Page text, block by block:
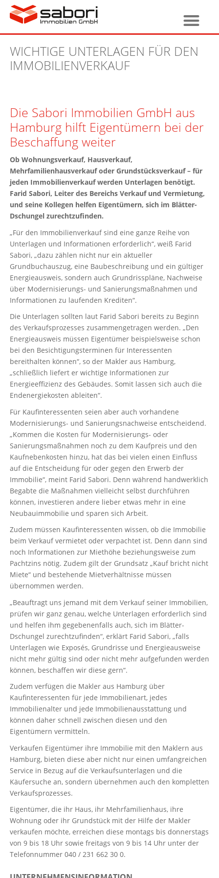
WICHTIGE UNTERLAGEN FÜR DEN
IMMOBILIENVERKAUF
Die Sabori Immobilien GmbH aus
Hamburg hilft Eigentümern bei der
Beschaffung weiter
Ob Wohnungsverkauf, Hausverkauf,
Mehrfamilienhausverkauf oder Grundstücksverkauf – für
jeden Immobilienverkauf werden Unterlagen benötigt.
Farid Sabori, Leiter des Bereichs Verkauf und Vermietung,
und seine Kollegen helfen Eigentümern, sich im Blätter-
Dschungel zurechtzufinden.
„Für den Immobilienverkauf sind eine ganze Reihe von
Unterlagen und Informationen erforderlich“, weiß Farid
Sabori, „dazu zählen nicht nur ein aktueller
Grundbuchauszug, eine Baubeschreibung und ein gültiger
Energieausweis, sondern auch Grundrisspläne, Nachweise
über Modernisierungs- und Sanierungsmaßnahmen und
Informationen zu laufenden Krediten“.
Die Unterlagen sollten laut Farid Sabori bereits zu Beginn
des Verkaufsprozesses zusammengetragen werden. „Den
Energieausweis müssen Eigentümer beispielsweise schon
bei den Besichtigungsterminen für Interessenten
bereithalten können“, so der Makler aus Hamburg,
„schließlich liefert er wichtige Informationen zur
Energieeffizienz des Gebäudes. Somit lassen sich auch die
Endenergiekosten ableiten“.
Für Kaufinteressenten seien aber auch vorhandene
Modernisierungs- und Sanierungsnachweise entscheidend.
„Kommen die Kosten für Modernisierungs- oder
Sanierungsmaßnahmen noch zu dem Kaufpreis und den
Kaufnebenkosten hinzu, hat das bei vielen einen Einfluss
auf die Entscheidung für oder gegen den Erwerb der
Immobilie“, meint Farid Sabori. Denn während handwerklich
Begabte die Maßnahmen vielleicht selbst durchführen
können, investieren andere lieber etwas mehr in eine
Neubauimmobilie und sparen sich Arbeit.
Zudem müssen Kaufinteressenten wissen, ob die Immobilie
beim Verkauf vermietet oder verpachtet ist. Denn dann sind
noch Informationen zur Miethöhe beziehungsweise zum
Pachtzins nötig. Zudem gilt der Grundsatz „Kauf bricht nicht
Miete“ und bestehende Mietverhältnisse müssen
übernommen werden.
„Beauftragt uns jemand mit dem Verkauf seiner Immobilien,
prüfen wir ganz genau, welche Unterlagen erforderlich sind
und helfen ihm gegebenenfalls auch, sich im Blätter-
Dschungel zurechtzufinden“, erklärt Farid Sabori, „falls
Unterlagen wie Exposés, Grundrisse und Energieausweise
nicht mehr gültig sind oder nicht mehr aufgefunden werden
können, beschaffen wir diese gern“.
Zudem verfügen die Makler aus Hamburg über
Kaufinteressenten für jede Immobilienart, jedes
Immobilienalter und jede Immobilienausstattung und
können daher schnell zwischen diesen und den
Eigentümern vermitteln.
Verkaufen Eigentümer ihre Immobilie mit den Maklern aus
Hamburg, bieten diese aber nicht nur einen umfangreichen
Service in Bezug auf die Verkaufsunterlagen und die
Käufersuche an, sondern übernehmen auch den kompletten
Verkaufsprozesses.
Eigentümer, die ihr Haus, ihr Mehrfamilienhaus, ihre
Wohnung oder ihr Grundstück mit der Hilfe der Makler
verkaufen möchte, erreichen diese montags bis donnerstags
von 9 bis 18 Uhr sowie freitags von 9 bis 14 Uhr unter der
Telefonnummer 040 / 231 662 30 0.